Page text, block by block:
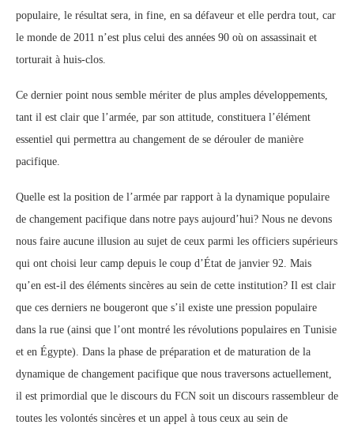
populaire, le résultat sera, in fine, en sa défaveur et elle perdra tout, car
le monde de 2011 n’est plus celui des années 90 où on assassinait et
torturait à huis-clos.
Ce dernier point nous semble mériter de plus amples développements,
tant il est clair que l’armée, par son attitude, constituera l’élément
essentiel qui permettra au changement de se dérouler de manière
pacifique.
Quelle est la position de l’armée par rapport à la dynamique populaire
de changement pacifique dans notre pays aujourd’hui? Nous ne devons
nous faire aucune illusion au sujet de ceux parmi les officiers supérieurs
qui ont choisi leur camp depuis le coup d’État de janvier 92. Mais
qu’en est-il des éléments sincères au sein de cette institution? Il est clair
que ces derniers ne bougeront que s’il existe une pression populaire
dans la rue (ainsi que l’ont montré les révolutions populaires en Tunisie
et en Égypte). Dans la phase de préparation et de maturation de la
dynamique de changement pacifique que nous traversons actuellement,
il est primordial que le discours du FCN soit un discours rassembleur de
toutes les volontés sincères et un appel à tous ceux au sein de